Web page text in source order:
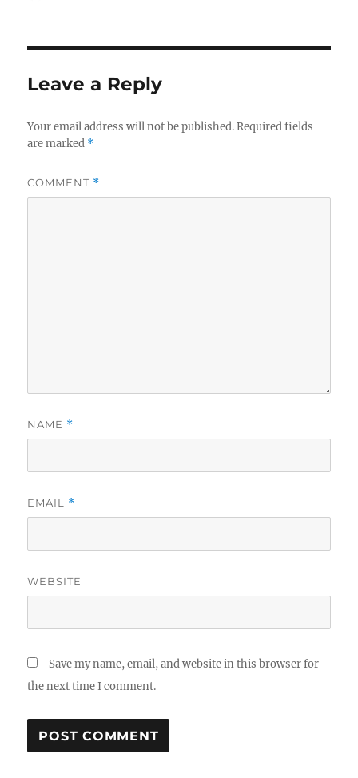
Leave a Reply
Your email address will not be published. Required fields
are marked *
COMMENT *
NAME *
EMAIL *
WEBSITE
Save my name, email, and website in this browser for
the next time I comment.